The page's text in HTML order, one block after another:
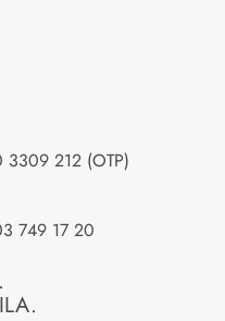
212 (OTP)
749 17 20